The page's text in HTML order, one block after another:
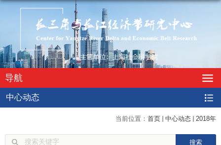
导航
中心动态
当前位置： 首页 中心动态 2018年